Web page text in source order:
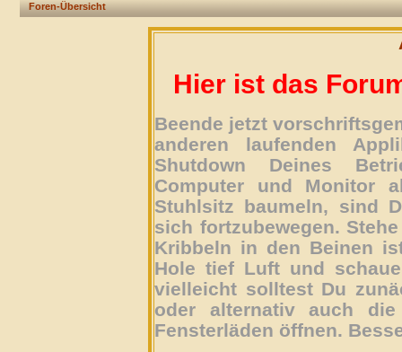
Foren-Übersicht
Hier ist das
Beende jetzt
anderen laufenden
Shutdown Deines
Computer und Monitor
Stuhlsitz baumeln, sind
sich fortzubewegen.
Kribbeln in den Beinen
Hole tief Luft und
vielleicht solltest Du
oder alternativ auch
Fensterläden öffnen.